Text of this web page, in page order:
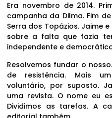
Era novembro de 2014.
campanha da Dilma. Fim
Serra dos Topázios. Jaime
sobre a falta que fazia
independente e
Resolvemos fundar o
de resistência. Mais
voluntário, por suposto.
uma revista. O nome eu
Dividimos as tarefas. A